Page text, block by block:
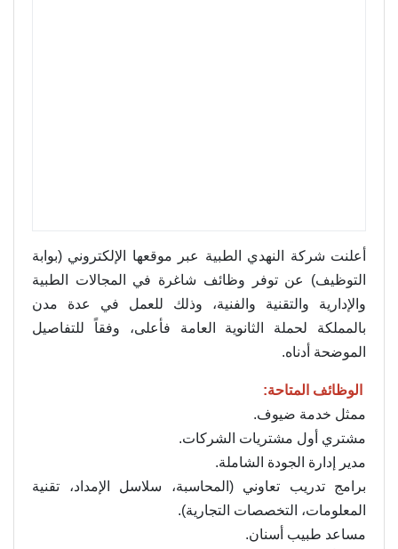
أعلنت شركة النهدي الطبية عبر موقعها الإلكتروني (بوابة
التوظيف) عن توفر وظائف شاغرة في المجالات الطبية
والإدارية والتقنية والفنية، وذلك للعمل في عدة مدن
بالمملكة لحملة الثانوية العامة فأعلى، وفقاً للتفاصيل
الموضحة أدناه.
الوظائف المتاحة:
ممثل خدمة ضيوف.
مشتري أول مشتريات الشركات.
مدير إدارة الجودة الشاملة.
برامج تدريب تعاوني (المحاسبة، سلاسل الإمداد، تقنية
المعلومات، التخصصات التجارية).
مساعد طبيب أسنان.